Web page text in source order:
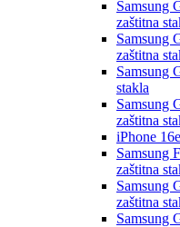
Samsung
zaštitna
Samsung
zaštitna
Samsung
stakla
Samsung
zaštitna
iPhone
Samsung
zaštitna
Samsung
zaštitna
Samsung